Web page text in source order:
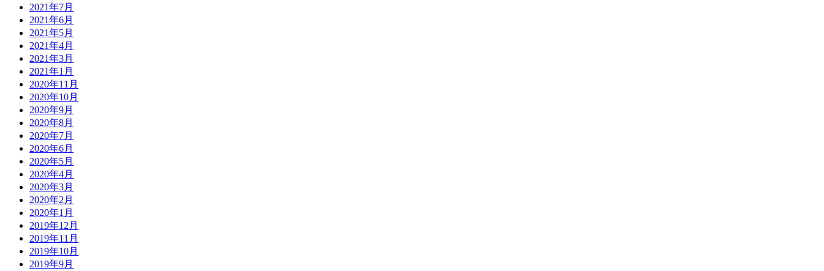
2021年7月
2021年6月
2021年5月
2021年4月
2021年3月
2021年1月
2020年11月
2020年10月
2020年9月
2020年8月
2020年7月
2020年6月
2020年5月
2020年4月
2020年3月
2020年2月
2020年1月
2019年12月
2019年11月
2019年10月
2019年9月